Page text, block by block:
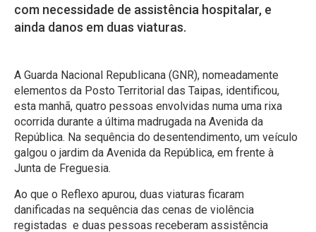
com necessidade de assistência hospitalar, e
ainda danos em duas viaturas.
A Guarda Nacional Republicana (GNR), nomeadamente
elementos da Posto Territorial das Taipas, identificou,
esta manhã, quatro pessoas envolvidas numa uma rixa
ocorrida durante a última madrugada na Avenida da
República. Na sequência do desentendimento, um veículo
galgou o jardim da Avenida da República, em frente à
Junta de Freguesia.
Ao que o Reflexo apurou, duas viaturas ficaram
danificadas na sequência das cenas de violência
registadas e duas pessoas receberam assistência